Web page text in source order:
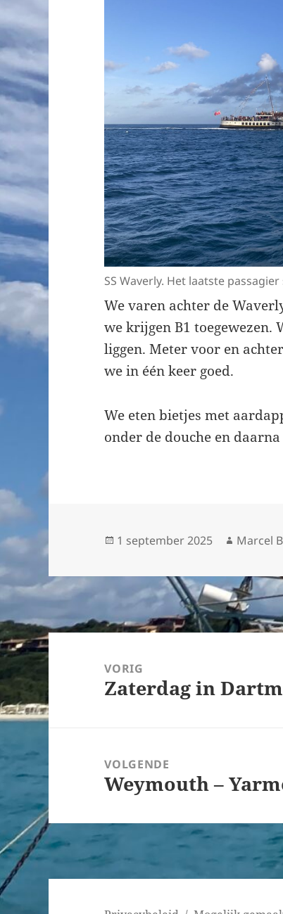
SS Waverly. Het laatste
We varen achter de
we krijgen B1 toegewezen.
liggen. Meter voor en
we in één keer goed.
We eten bietjes met
onder de douche en
Geplaatst
1 september 2025 Auteur
Marcel
Bericht
navigatieVORIG
Vorig
Zaterdag in
VOLGENDE
Volgend
Weymouth –